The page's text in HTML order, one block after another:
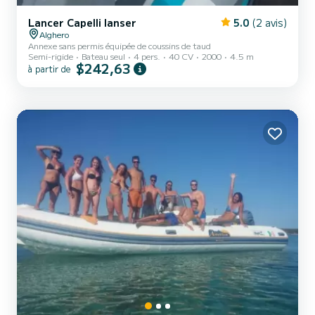
Lancer Capelli lanser 5.0 (2 avis)
Alghero
Annexe sans permis équipée de coussins de taud
Semi-rigide
Bateau seul 4 pers. 40 CV 2000 4.5 m
à partir de $242,63